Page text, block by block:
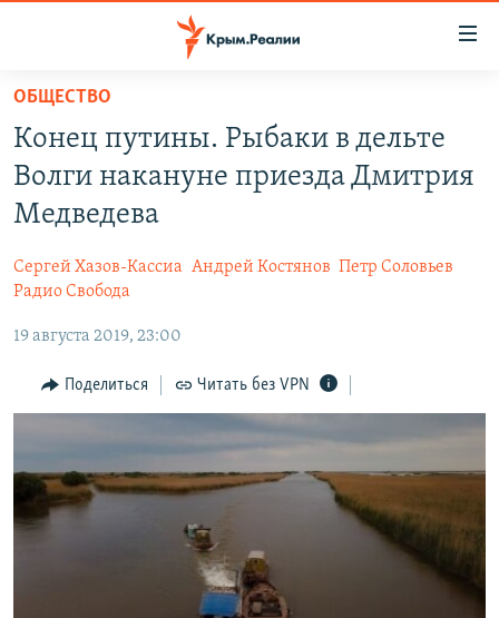
Вернуться
основному
содержанию
Вернутся
главной
навигации
СПЕЦПРОЕКТЫ
11 ЛЕТ ОККУПАЦИИ КРЫМА. 11 ИСТОРИЙ СОПРОТИВЛЕНИЯ
ВОДА
ЕЩЕ
ТЕЛЕПРОЕКТ КРЫМ.РЕАЛИИ
ПРОПАВШИЕ БЕЗ ВЕСТИ
ПОБЕДИТЕЛЕЙ НЕ СУДЯТ?
Українською
ПРИСОЕДИНЯЙТЕСЬ!
ОБЩЕСТВО
Конец путины. Рыбаки в дельте
Волги накануне приезда Дмитрия
Медведева
Сергей Хазов-Кассиа Андрей Костянов Петр Соловьев
Радио Свобода
19 августа 2019, 23:00
Поделиться Читать без VPN